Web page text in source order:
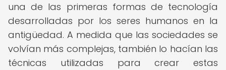
una de las primeras formas de tecnología
desarrolladas por los seres humanos en la
antigüedad. A medida que las sociedades se
volvían más complejas, también lo hacían las
técnicas utilizadas para crear estas